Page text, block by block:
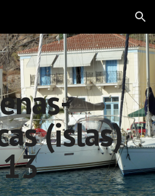
Skip to navigation
(islas)
13